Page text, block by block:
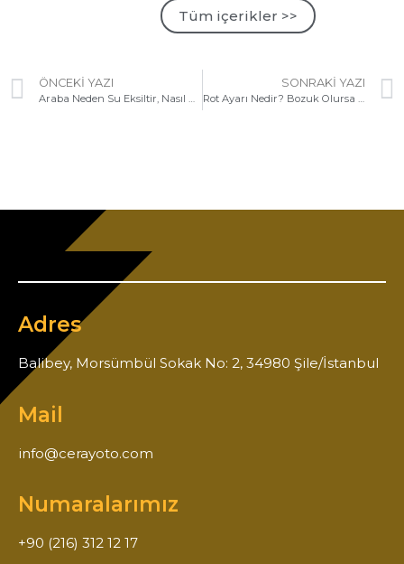
Tüm içerikler >>
ÖNCEKI YAZI
Araba Neden Su Eksiltir, Nasıl Giderilir?
SONRAKI YAZI
Rot Ayarı Nedir? Bozuk Olursa Ne Olur? Rot ve Balans Farkları Nelerdir?
Adres
Balibey, Morsümbül Sokak No: 2, 34980 Şile/İstanbul
Mail
info@cerayoto.com
Numaralarımız
+90 (216) 312 12 17